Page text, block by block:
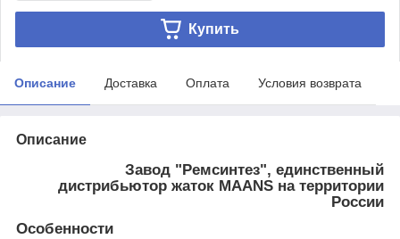
Купить
Описание Доставка Оплата Условия возврата
Описание
Завод "Ремсинтез", единственный
дистрибьютор жаток MAANS на территории
России
Особенности